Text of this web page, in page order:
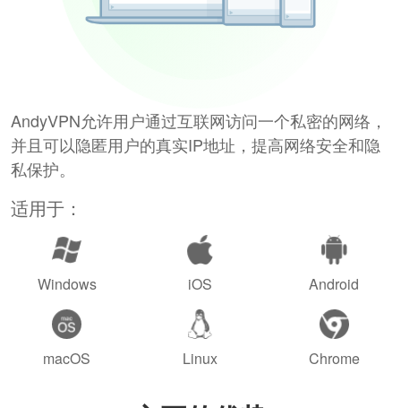
AndyVPN允许用户通过互联网访问一个私密的网络，
并且可以隐匿用户的真实IP地址，提高网络安全和隐
私保护。
适用于：
Windows iOS Android
macOS Linux Chrome